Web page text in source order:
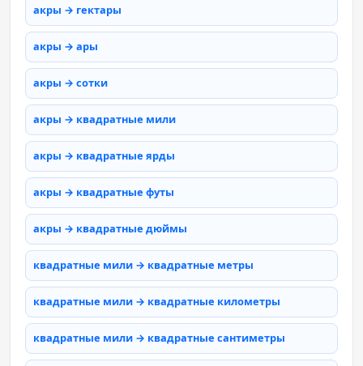
акры → гектары
акры → ары
акры → сотки
акры → квадратные мили
акры → квадратные ярды
акры → квадратные футы
акры → квадратные дюймы
квадратные мили → квадратные метры
квадратные мили → квадратные километры
квадратные мили → квадратные сантиметры